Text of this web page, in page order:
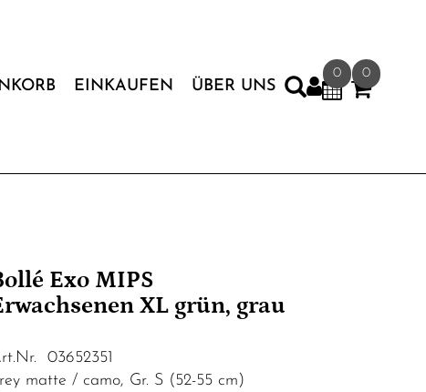
EINKAUFEN ÜBER UNS
0 0
Exo MIPS
XL grün, grau
03652351
matte / camo, Gr. S (52-55 cm)